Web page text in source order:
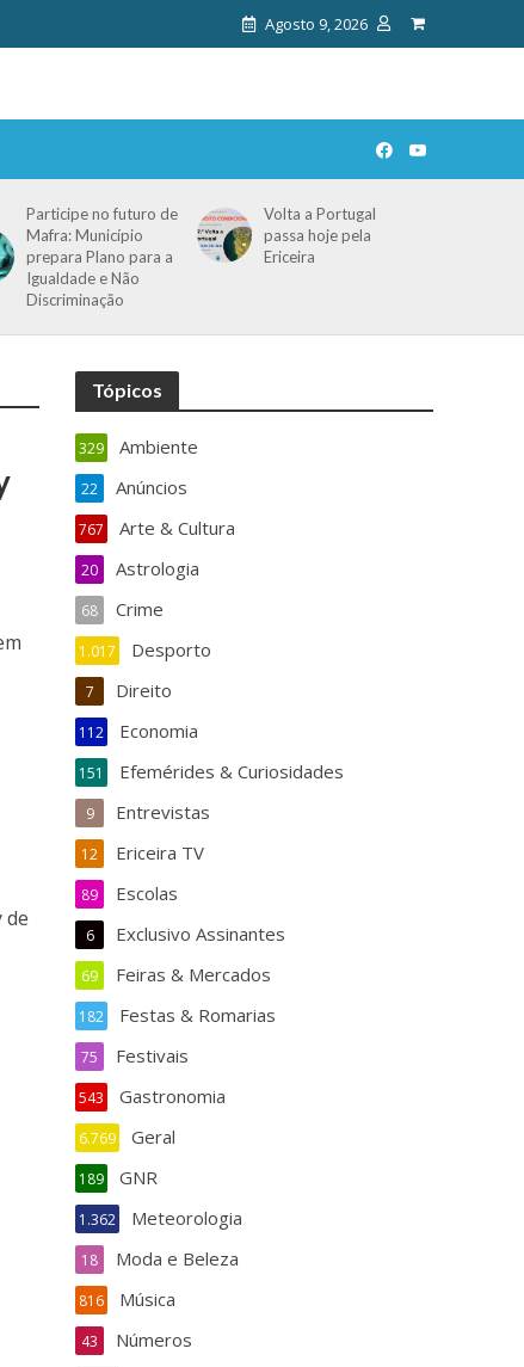
Agosto 9, 2026
Participe no futuro de
Mafra: Município
prepara Plano para a
Igualdade e Não
Discriminação
Volta a Portugal
passa hoje pela
Ericeira
de
Tópicos
Ambiente
329
Anúncios
22
Arte & Cultura
767
Astrologia
20
Crime
68
Desporto
1.017
Direito
7
Economia
112
Efemérides & Curiosidades
151
Entrevistas
9
Ericeira TV
12
Escolas
89
Exclusivo Assinantes
6
Feiras & Mercados
69
Festas & Romarias
182
Festivais
75
Gastronomia
543
Geral
6.769
GNR
189
Meteorologia
1.362
Moda e Beleza
18
Música
816
Números
43